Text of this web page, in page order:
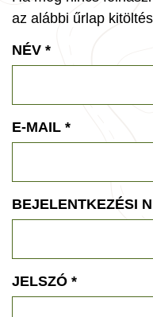
az alábbi űrlap
NÉV *
E-MAIL *
BEJELENTKEZÉSI
JELSZÓ *